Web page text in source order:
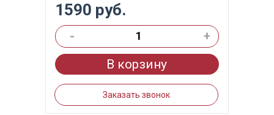
1590 руб.
-
+
В корзину
Заказать звонок